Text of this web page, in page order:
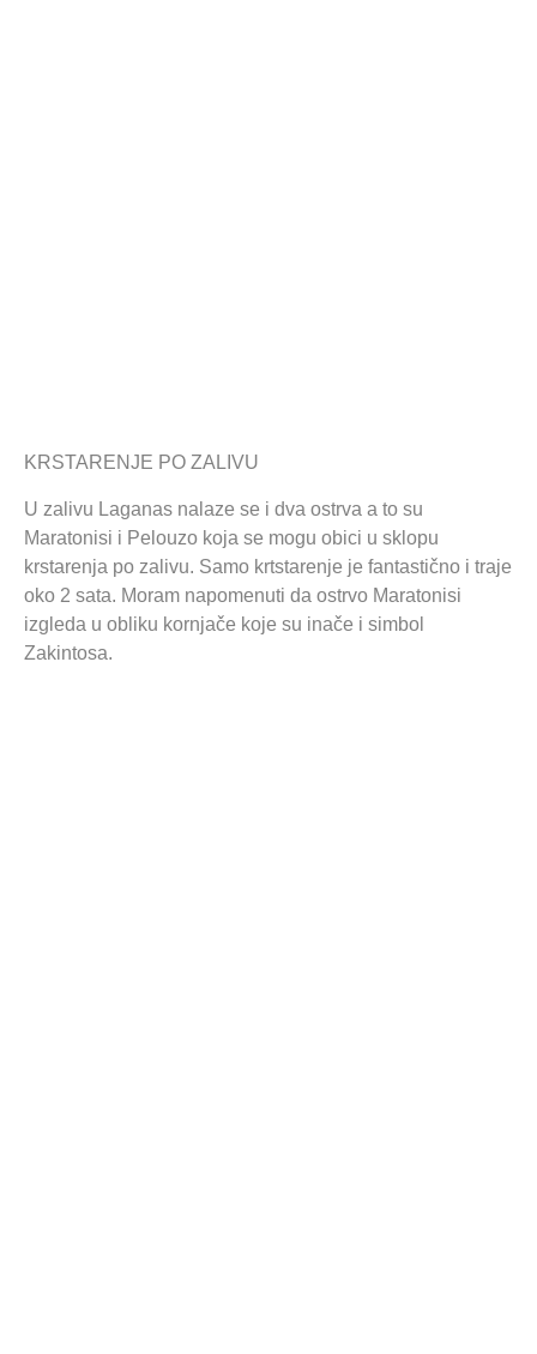
KRSTARENJE PO ZALIVU
U zalivu Laganas nalaze se i dva ostrva a to su
Maratonisi i Pelouzo koja se mogu obici u sklopu
krstarenja po zalivu. Samo krtstarenje je fantastično i traje
oko 2 sata. Moram napomenuti da ostrvo Maratonisi
izgleda u obliku kornjače koje su inače i simbol
Zakintosa.